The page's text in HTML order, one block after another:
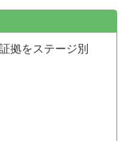
拠をステージ別